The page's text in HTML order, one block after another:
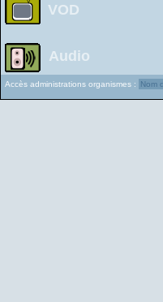
VOD
Audio
Accès administrations organismes :